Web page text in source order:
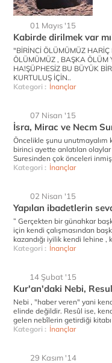
01 Mayıs '15
Kabirde dirilmek var
"BİRİNCİ ÖLÜMÜMÜZ HARİÇ
ÖLÜMÜMÜZ , BAŞKA ÖLÜM
HA!ŞÜPHESİZ BU BÜYÜK
KURTULUŞ İÇİN..
Kategori : İnançlar
07 Nisan '15
İsra, Mirac ve Necm
Öncelikle şunu unutmayalım
birinci ayette anlatılan olaylar
Suresinden çok önceleri
Kategori : İnançlar
02 Nisan '15
Yapılan ibadetlerin
” Gerçekten bir günahkar
için kendi çalışmasından
kazandığı iyilik kendi lehine ,
Kategori : İnançlar
14 Şubat '15
Kur'an'daki Nebi,
Nebi , "haber veren" yani
elinde değildir. Resûl ise,
gelen nebîlerin getirdiği kitabı
Kategori : İnançlar
29 Kasım '14